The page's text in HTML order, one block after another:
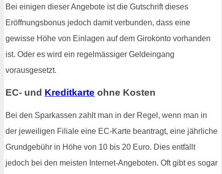
Bei einigen dieser Angebote ist die Gutschrift dieses
Eröffnungsbonus jedoch damit verbunden, dass eine
gewisse Höhe von Einlagen auf dem Girokonto vorhanden
ist. Oder es wird ein regelmässiger Geldeingang
vorausgesetzt.
EC- und Kreditkarte ohne Kosten
Bei den Sparkassen zahlt man in der Regel, wenn man in
der jeweiligen Filiale eine EC-Karte beantragt, eine jährliche
Grundgebühr in Höhe von 10 bis 20 Euro. Dies entfällt
jedoch bei den meisten Internet-Angeboten. Oft gibt es sogar